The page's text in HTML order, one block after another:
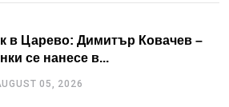
в Царево: Димитър Ковачев –
се нанесе в...
05, 2026